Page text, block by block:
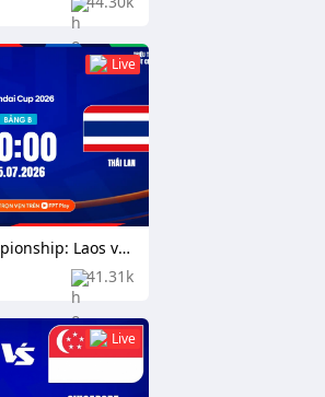
Live
41.31k
ASEAN Championship: Laos vs Thailand
Live